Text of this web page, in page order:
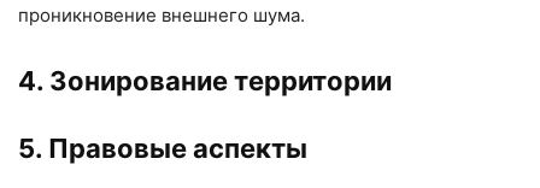
проникновение внешнего шума.
4. Зонирование территории
5. Правовые аспекты